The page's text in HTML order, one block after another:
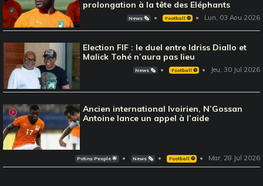
prolongation à la tête des Eléphants
News 🗞️ Football ⚽️ Lun, 03 Aou 2026
Election FIF : le duel entre Idriss Diallo et
Malick Tohé n’aura pas lieu
News 🗞️ Football ⚽️ Jeu, 30 Jul 2026
Ancien international Ivoirien, N’Gossan
Antoine lance un appel à l’aide
Potins People 🌟 News 🗞️ Football ⚽️ Mar, 28 Jul 2026